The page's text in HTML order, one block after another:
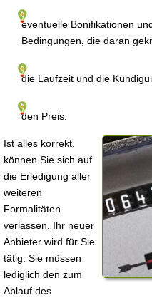
eventuelle Bonifikationen
Bedingungen, die daran
die Laufzeit und die
den Preis.
Ist alles korrekt,
können Sie sich auf
die Erledigung aller
weiteren
Formalitäten
verlassen, Ihr neuer
Anbieter wird für Sie
tätig. Sie müssen
lediglich den zum
Ablauf des